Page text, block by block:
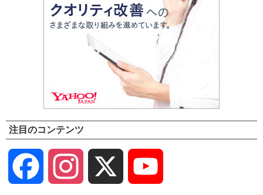
注目のコンテンツ
Facebook Instagram